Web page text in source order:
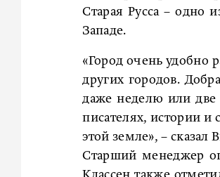
Старая Русса – одно
Западе.
«Город очень удобно
других городов.
даже неделю или две
писателях, истории
этой земле», – сказал
Старший менеджер